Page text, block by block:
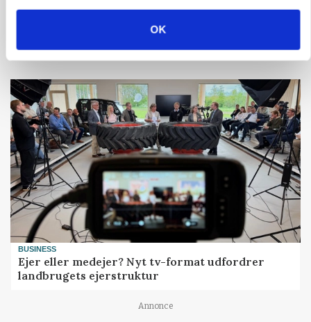
OK
Annonce
Loading...
BUSINESS
Ejer eller medejer? Nyt tv-format udfordrer
landbrugets ejerstruktur
Annonce